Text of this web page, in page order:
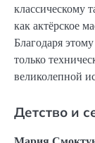
классическому
как актёрское
Благодаря
только
великолепной
Детство и